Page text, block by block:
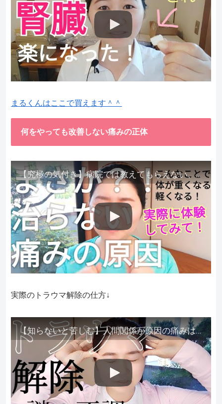
まるくんはここで買えます＾＾
何をやっても改善しない痛みの正体
【究極の気付き】病院では教えてもらえない、その長年悩んできた痛み、症状、どうして治らないのか？痛みの正体、実際に今すぐ試して知ってほしい。
実際のトラウマ解除の仕方↓
【知らないと苦しむ】人間関係が原因の痛みはトラウマ解除が必須。病院に行っても原因不明で治らない不調はこれをしてからケアしてみてください。